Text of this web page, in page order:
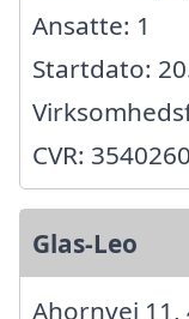
Ansatte: 1
Startdato:
CVR:
Glas-Leo
Ahornvej 11,